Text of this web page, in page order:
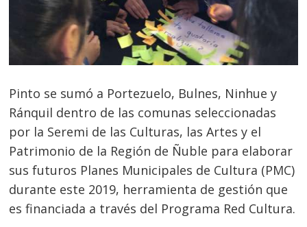
Pinto se sumó a Portezuelo, Bulnes, Ninhue y
Ránquil dentro de las comunas seleccionadas
por la Seremi de las Culturas, las Artes y el
Patrimonio de la Región de Ñuble para elaborar
sus futuros Planes Municipales de Cultura (PMC)
durante este 2019, herramienta de gestión que
es financiada a través del Programa Red Cultura.